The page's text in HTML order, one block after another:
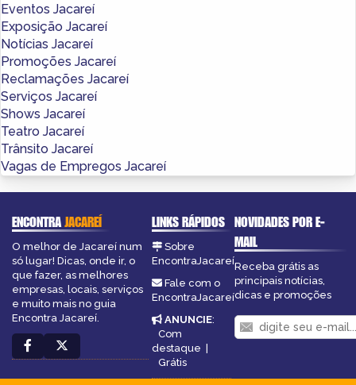
Eventos Jacareí
Exposição Jacareí
Notícias Jacareí
Promoções Jacareí
Reclamações Jacareí
Serviços Jacareí
Shows Jacareí
Teatro Jacareí
Trânsito Jacareí
Vagas de Empregos Jacareí
ENCONTRAJACAREÍ
O melhor de Jacareí num
só lugar! Dicas, onde ir, o
que fazer, as melhores
empresas, locais, serviços
e muito mais no guia
Encontra Jacareí.
LINKS RÁPIDOS
Sobre
EncontraJacareí
Fale com o
EncontraJacareí
ANUNCIE:
Com
destaque
Grátis
NOVIDADES POR E-
MAIL
Receba grátis as
principais notícias,
dicas e promoções